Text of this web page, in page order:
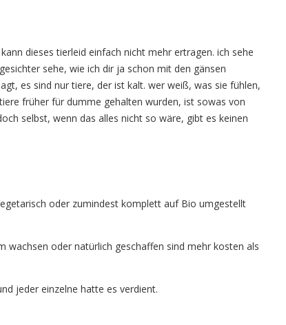
dieses tierleid einfach nicht mehr ertragen. ich sehe
sehe, wie ich dir ja schon mit den gänsen
es sind nur tiere, der ist kalt. wer weiß, was sie fühlen,
früher für dumme gehalten wurden, ist sowas von
selbst, wenn das alles nicht so wäre, gibt es keinen
oder zumindest komplett auf Bio umgestellt
wachsen oder natürlich geschaffen sind mehr kosten als
jeder einzelne hatte es verdient.